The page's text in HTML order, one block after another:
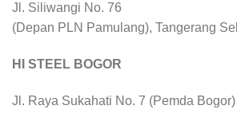
Jl. Siliwangi No. 76
(Depan PLN Pamulang), Tangerang
HI STEEL BOGOR
Jl. Raya Sukahati No. 7 (Pemda Bogor)